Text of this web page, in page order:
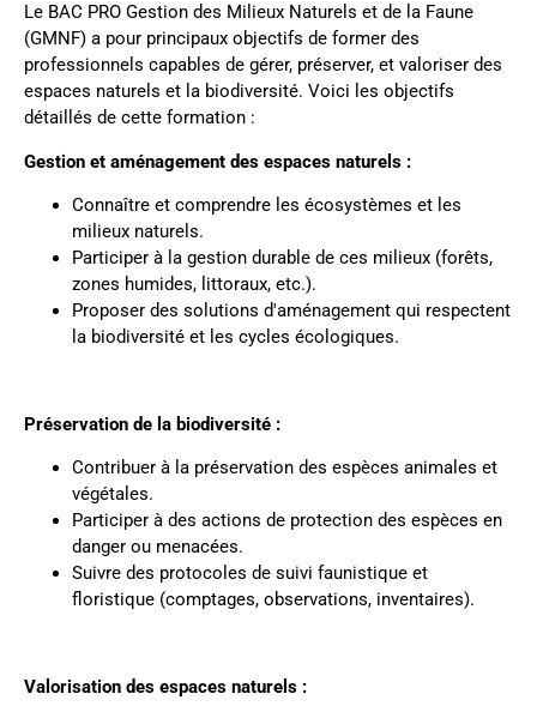
Le BAC PRO Gestion des Milieux Naturels et de la Faune
(GMNF) a pour principaux objectifs de former des
professionnels capables de gérer, préserver, et valoriser des
espaces naturels et la biodiversité. Voici les objectifs
détaillés de cette formation :
Gestion et aménagement des espaces naturels :
Connaître et comprendre les écosystèmes et les
milieux naturels.
Participer à la gestion durable de ces milieux (forêts,
zones humides, littoraux, etc.).
Proposer des solutions d'aménagement qui respectent
la biodiversité et les cycles écologiques.
Préservation de la biodiversité :
Contribuer à la préservation des espèces animales et
végétales.
Participer à des actions de protection des espèces en
danger ou menacées.
Suivre des protocoles de suivi faunistique et
floristique (comptages, observations, inventaires).
Valorisation des espaces naturels :